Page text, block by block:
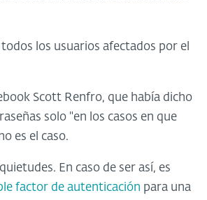
los usuarios afectados por el
Scott Renfro, que había dicho
solo "en los casos en que
es el caso.
En caso de ser así, es
factor de autenticación para una